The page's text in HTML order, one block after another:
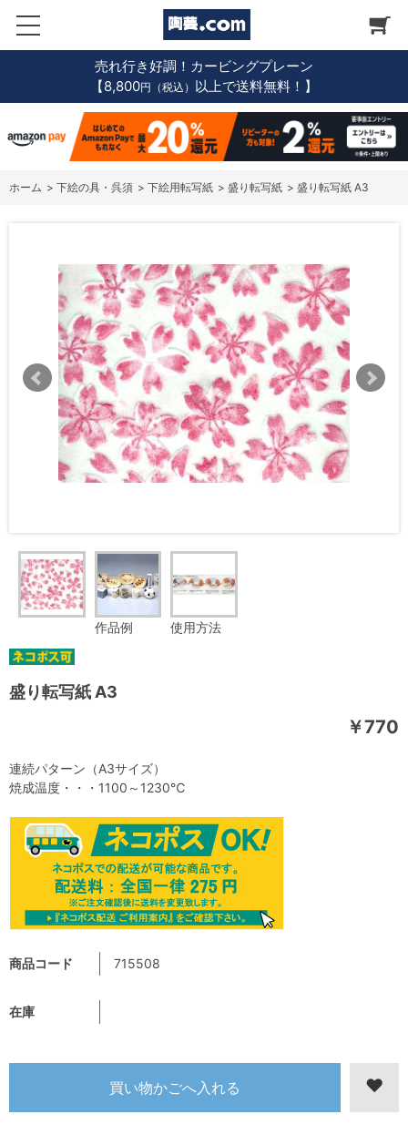
売れ行き好調！カービングプレーン
【8,800円（税込） 以上で送料無料！】
ホーム > 下絵の具・呉須 > 下絵用転写紙 > 盛り転写紙 > 盛り転写紙 A3
作品例 使用方法
盛り転写紙 A3
￥770
商品コード 715508
在庫
連続パターン（A3サイズ）
焼成温度・・・1100～1230℃